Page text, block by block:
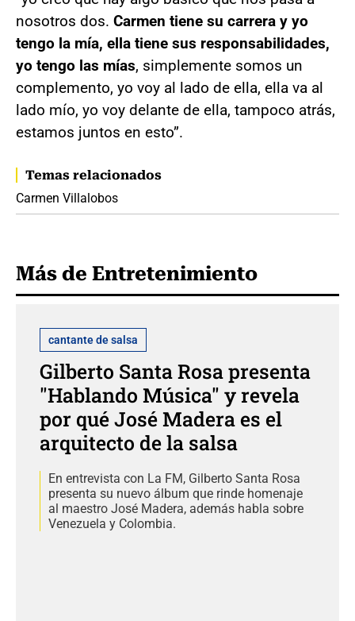
nosotros dos. Carmen tiene su carrera y yo
tengo la mía, ella tiene sus responsabilidades,
yo tengo las mías, simplemente somos un
complemento, yo voy al lado de ella, ella va al
lado mío, yo voy delante de ella, tampoco atrás,
estamos juntos en esto”.
Temas relacionados
Carmen Villalobos
Más de Entretenimiento
cantante de salsa
Gilberto Santa Rosa presenta
"Hablando Música" y revela
por qué José Madera es el
arquitecto de la salsa
En entrevista con La FM, Gilberto Santa Rosa
presenta su nuevo álbum que rinde homenaje
al maestro José Madera, además habla sobre
Venezuela y Colombia.